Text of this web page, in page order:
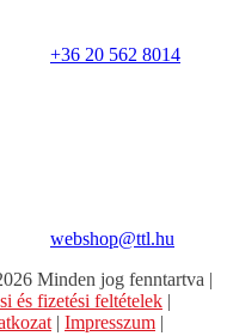
+36 20 562 8014
webshop@ttl.hu
Minden jog fenntartva |
és fizetési feltételek |
| Impresszum |